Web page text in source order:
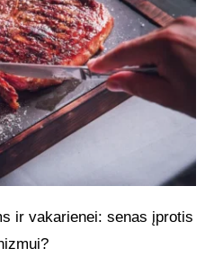
ir vakarienei: senas įprotis